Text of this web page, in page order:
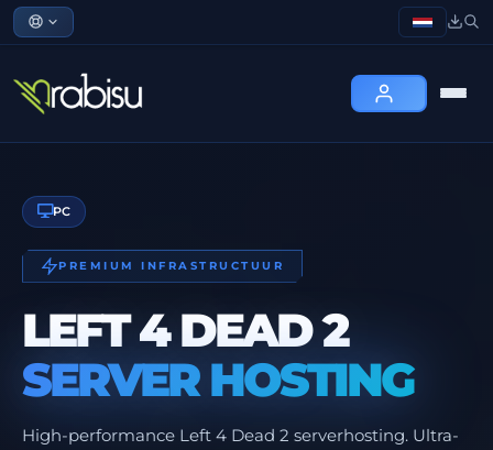
PC
PREMIUM INFRASTRUCTUUR
LEFT 4 DEAD 2
SERVER HOSTING
High-performance Left 4 Dead 2 serverhosting. Ultra-